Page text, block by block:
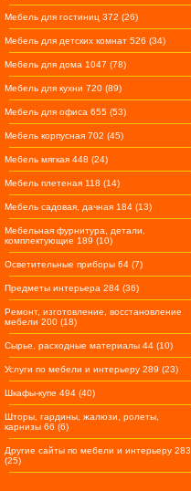
Мебель для гостиниц 372 (26)
Мебель для детских комнат 526 (34)
Мебель для дома 1047 (78)
Мебель для кухни 720 (89)
Мебель для офиса 655 (53)
Мебель корпусная 702 (45)
Мебель мягкая 448 (24)
Мебель плетеная 118 (14)
Мебель садовая, дачная 184 (13)
Мебельная фурнитура, детали,
комплектующие 189 (10)
Осветительные приборы 64 (7)
Предметы интерьера 284 (36)
Ремонт, изготовление, восстановление
мебели 200 (18)
Сырье, расходные материалы 44 (10)
Услуги по мебели и интерьеру 289 (23)
Шкафы-купе 494 (40)
Шторы, гардины, жалюзи, ролеты,
карнизы 66 (6)
Другие сайты по мебели и интерьеру 283
(25)